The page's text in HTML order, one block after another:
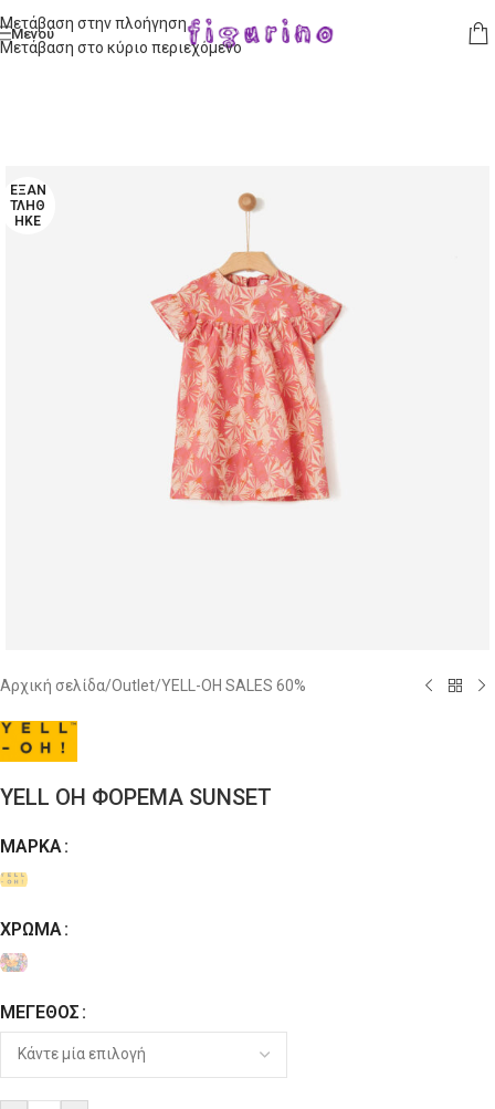
Μετάβαση στην πλοήγηση
Μετάβαση στο κύριο περιεχόμενο
Μενού
ΕΞΑΝ
ΤΛΉΘ
ΗΚΕ
Αρχική σελίδα/Outlet/YELL-OH SALES 60%
YELL OH ΦΟΡΕΜΑ SUNSET
ΜΆΡΚΑ
ΧΡΏΜΑ
ΜΈΓΕΘΟΣ
Alternative: